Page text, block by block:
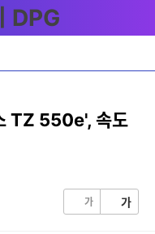
TZ 550e', 속도
가 가